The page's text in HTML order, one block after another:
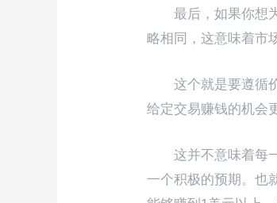
最后，如果你想
略相同，这意味着市
这个就是要遵循
给定交易赚钱的机会
这并不意味着每
一个积极的预期。也